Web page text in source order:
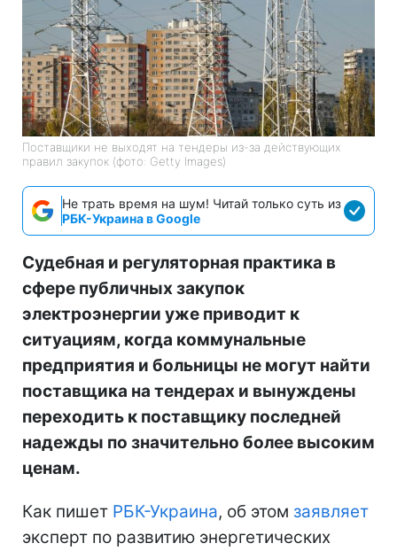
Поставщики не выходят на тендеры из-за действующих
правил закупок (фото: Getty Images)
Не трать время на шум! Читай только суть из
РБК-Украина в Google
Судебная и регуляторная практика в
сфере публичных закупок
электроэнергии уже приводит к
ситуациям, когда коммунальные
предприятия и больницы не могут найти
поставщика на тендерах и вынуждены
переходить к поставщику последней
надежды по значительно более высоким
ценам.
Как пишет РБК-Украина, об этом заявляет
эксперт по развитию энергетических